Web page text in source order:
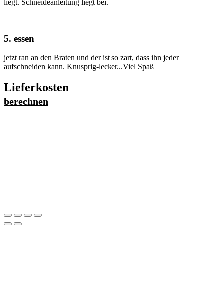
liegt. Schneideanleitung liegt bei.
5. essen
jetzt ran an den Braten und der ist so zart, dass ihn jeder
aufschneiden kann. Knusprig-lecker...Viel Spaß
Lieferkosten
berechnen